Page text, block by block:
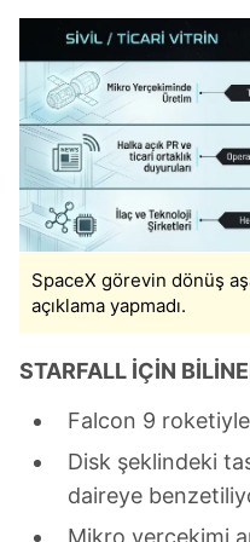
hazırlanmış Aydınlatma
ilgili mevzuata uygun
almak için lütfentıklayınız
SpaceX görevin dönüş
açıklama yapmadı.
STARFALL İÇİN
Falcon 9
Disk şeklindeki
daireye
Mikro yerçekimi